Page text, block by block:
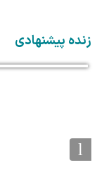
زنده پیشنهادی